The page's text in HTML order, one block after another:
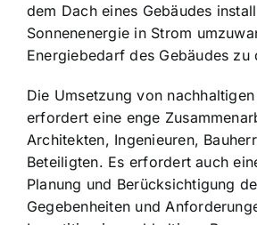
dem Dach eines Gebäudes
Sonnenenergie in Strom
Energiebedarf des Gebäudes zu
Die Umsetzung von
erfordert eine enge
Architekten, Ingenieuren,
Beteiligten. Es erfordert auch
Planung und Berücksichtigung
Gegebenheiten und